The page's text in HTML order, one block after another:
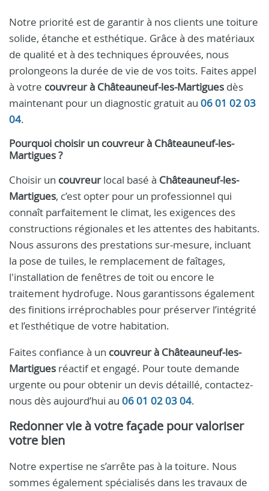
Notre priorité est de garantir à nos clients une toiture
solide, étanche et esthétique. Grâce à des matériaux
de qualité et à des techniques éprouvées, nous
prolongeons la durée de vie de vos toits. Faites appel
à votre couvreur à Châteauneuf-les-Martigues dès
maintenant pour un diagnostic gratuit au 06 01 02 03
04.
Pourquoi choisir un couvreur à Châteauneuf-les-
Martigues ?
Choisir un couvreurlocal basé à Châteauneuf-les-
Martigues, c’est opter pour un professionnel qui
connaît parfaitement le climat, les exigences des
constructions régionales et les attentes des habitants.
Nous assurons des prestations sur-mesure, incluant
la pose de tuiles, le remplacement de faîtages,
l'installation de fenêtres de toit ou encore le
traitement hydrofuge. Nous garantissons également
des finitions irréprochables pour préserver l’intégrité
et l’esthétique de votre habitation.
Faites confiance à un couvreur à Châteauneuf-les-
Martigues réactif et engagé. Pour toute demande
urgente ou pour obtenir un devis détaillé, contactez-
nous dès aujourd’hui au 06 01 02 03 04.
Redonner vie à votre façade pour valoriser
votre bien
Notre expertise ne s’arrête pas à la toiture. Nous
sommes également spécialisés dans les travaux de